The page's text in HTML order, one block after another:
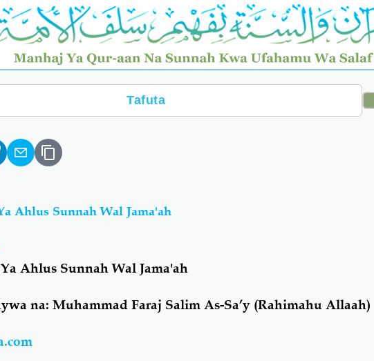
Ahlus Sunnah Wal Jama'ah
Ahlus Sunnah Wal Jama'ah
na: Muhammad Faraj Salim As-Sa’y (Rahimahu Allaah)